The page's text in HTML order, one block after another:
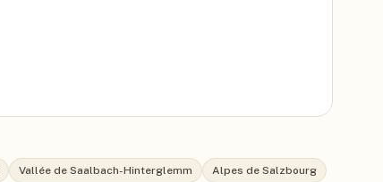
Vallée de Saalbach-Hinterglemm
Alpes de Salzbourg